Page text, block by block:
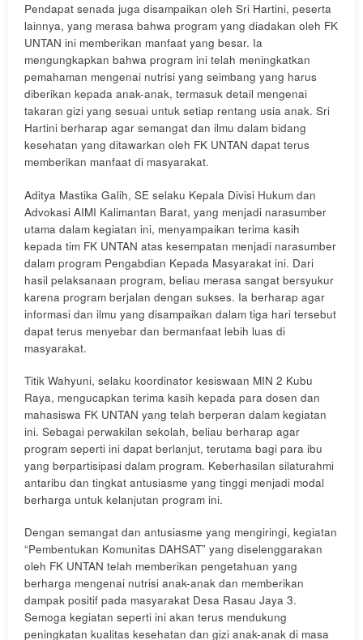
Pendapat senada juga disampaikan oleh Sri Hartini, peserta
lainnya, yang merasa bahwa program yang diadakan oleh FK
UNTAN ini memberikan manfaat yang besar. Ia
mengungkapkan bahwa program ini telah meningkatkan
pemahaman mengenai nutrisi yang seimbang yang harus
diberikan kepada anak-anak, termasuk detail mengenai
takaran gizi yang sesuai untuk setiap rentang usia anak. Sri
Hartini berharap agar semangat dan ilmu dalam bidang
kesehatan yang ditawarkan oleh FK UNTAN dapat terus
memberikan manfaat di masyarakat.
Aditya Mastika Galih, SE selaku Kepala Divisi Hukum dan
Advokasi AIMI Kalimantan Barat, yang menjadi narasumber
utama dalam kegiatan ini, menyampaikan terima kasih
kepada tim FK UNTAN atas kesempatan menjadi narasumber
dalam program Pengabdian Kepada Masyarakat ini. Dari
hasil pelaksanaan program, beliau merasa sangat bersyukur
karena program berjalan dengan sukses. Ia berharap agar
informasi dan ilmu yang disampaikan dalam tiga hari tersebut
dapat terus menyebar dan bermanfaat lebih luas di
masyarakat.
Titik Wahyuni, selaku koordinator kesiswaan MIN 2 Kubu
Raya, mengucapkan terima kasih kepada para dosen dan
mahasiswa FK UNTAN yang telah berperan dalam kegiatan
ini. Sebagai perwakilan sekolah, beliau berharap agar
program seperti ini dapat berlanjut, terutama bagi para ibu
yang berpartisipasi dalam program. Keberhasilan silaturahmi
antaribu dan tingkat antusiasme yang tinggi menjadi modal
berharga untuk kelanjutan program ini.
Dengan semangat dan antusiasme yang mengiringi, kegiatan
“Pembentukan Komunitas DAHSAT” yang diselenggarakan
oleh FK UNTAN telah memberikan pengetahuan yang
berharga mengenai nutrisi anak-anak dan memberikan
dampak positif pada masyarakat Desa Rasau Jaya 3.
Semoga kegiatan seperti ini akan terus mendukung
peningkatan kualitas kesehatan dan gizi anak-anak di masa